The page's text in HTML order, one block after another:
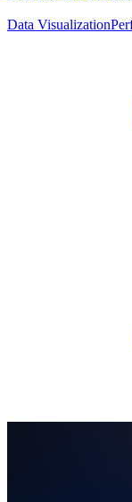
Data Visualization